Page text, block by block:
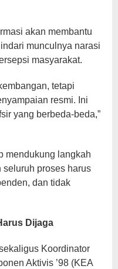
akan membantu
munculnya narasi
masyarakat.
tetapi
resmi. Ini
yang berbeda-beda,”
mendukung langkah
seluruh proses harus
dan tidak
Dijaga
Koordinator
Aktivis ’98 (KEA